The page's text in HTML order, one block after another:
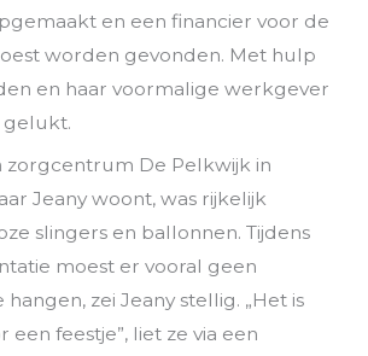
en een financier voor de
worden gevonden. Met hulp
en haar voormalige werkgever
gelukt.
zorgcentrum De Pelkwijk in
Jeany woont, was rijkelijk
slingers en ballonnen. Tijdens
moest er vooral geen
zei Jeany stellig. „Het is
een feestje”, liet ze via een